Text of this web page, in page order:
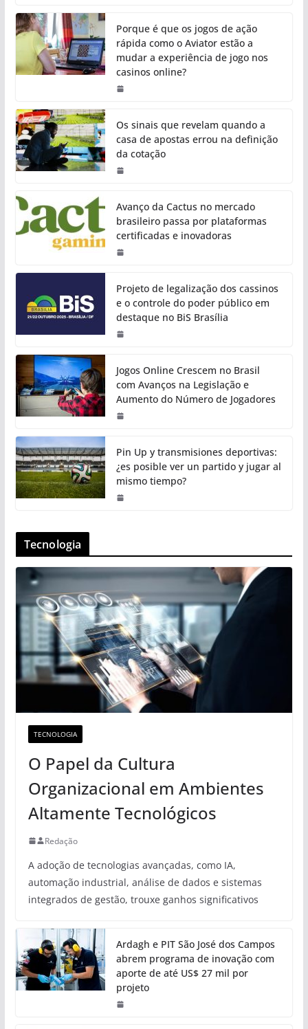
Porque é que os jogos de ação
rápida como o Aviator estão a
mudar a experiência de jogo nos
casinos online?
Os sinais que revelam quando a
casa de apostas errou na definição
da cotação
Avanço da Cactus no mercado
brasileiro passa por plataformas
certificadas e inovadoras
Projeto de legalização dos cassinos
e o controle do poder público em
destaque no BiS Brasília
Jogos Online Crescem no Brasil
com Avanços na Legislação e
Aumento do Número de Jogadores
Pin Up y transmisiones deportivas:
¿es posible ver un partido y jugar al
mismo tiempo?
Tecnologia
TECNOLOGIA
O Papel da Cultura
Organizacional em Ambientes
Altamente Tecnológicos
Redação
A adoção de tecnologias avançadas, como IA,
automação industrial, análise de dados e sistemas
integrados de gestão, trouxe ganhos significativos
Ardagh e PIT São José dos Campos
abrem programa de inovação com
aporte de até US$ 27 mil por
projeto